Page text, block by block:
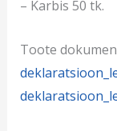
– Karbis 50 tk.
Toote